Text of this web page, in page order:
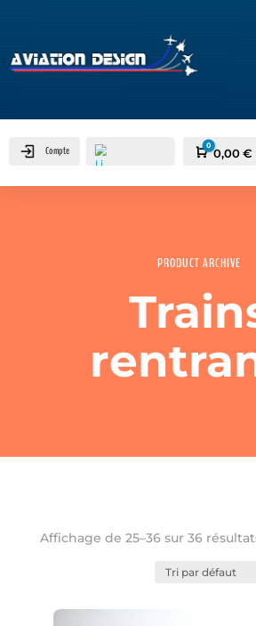
Compte Panier
0
0,00€
PRODUCT ARCHIVE
Affichage de 25–36 sur 36